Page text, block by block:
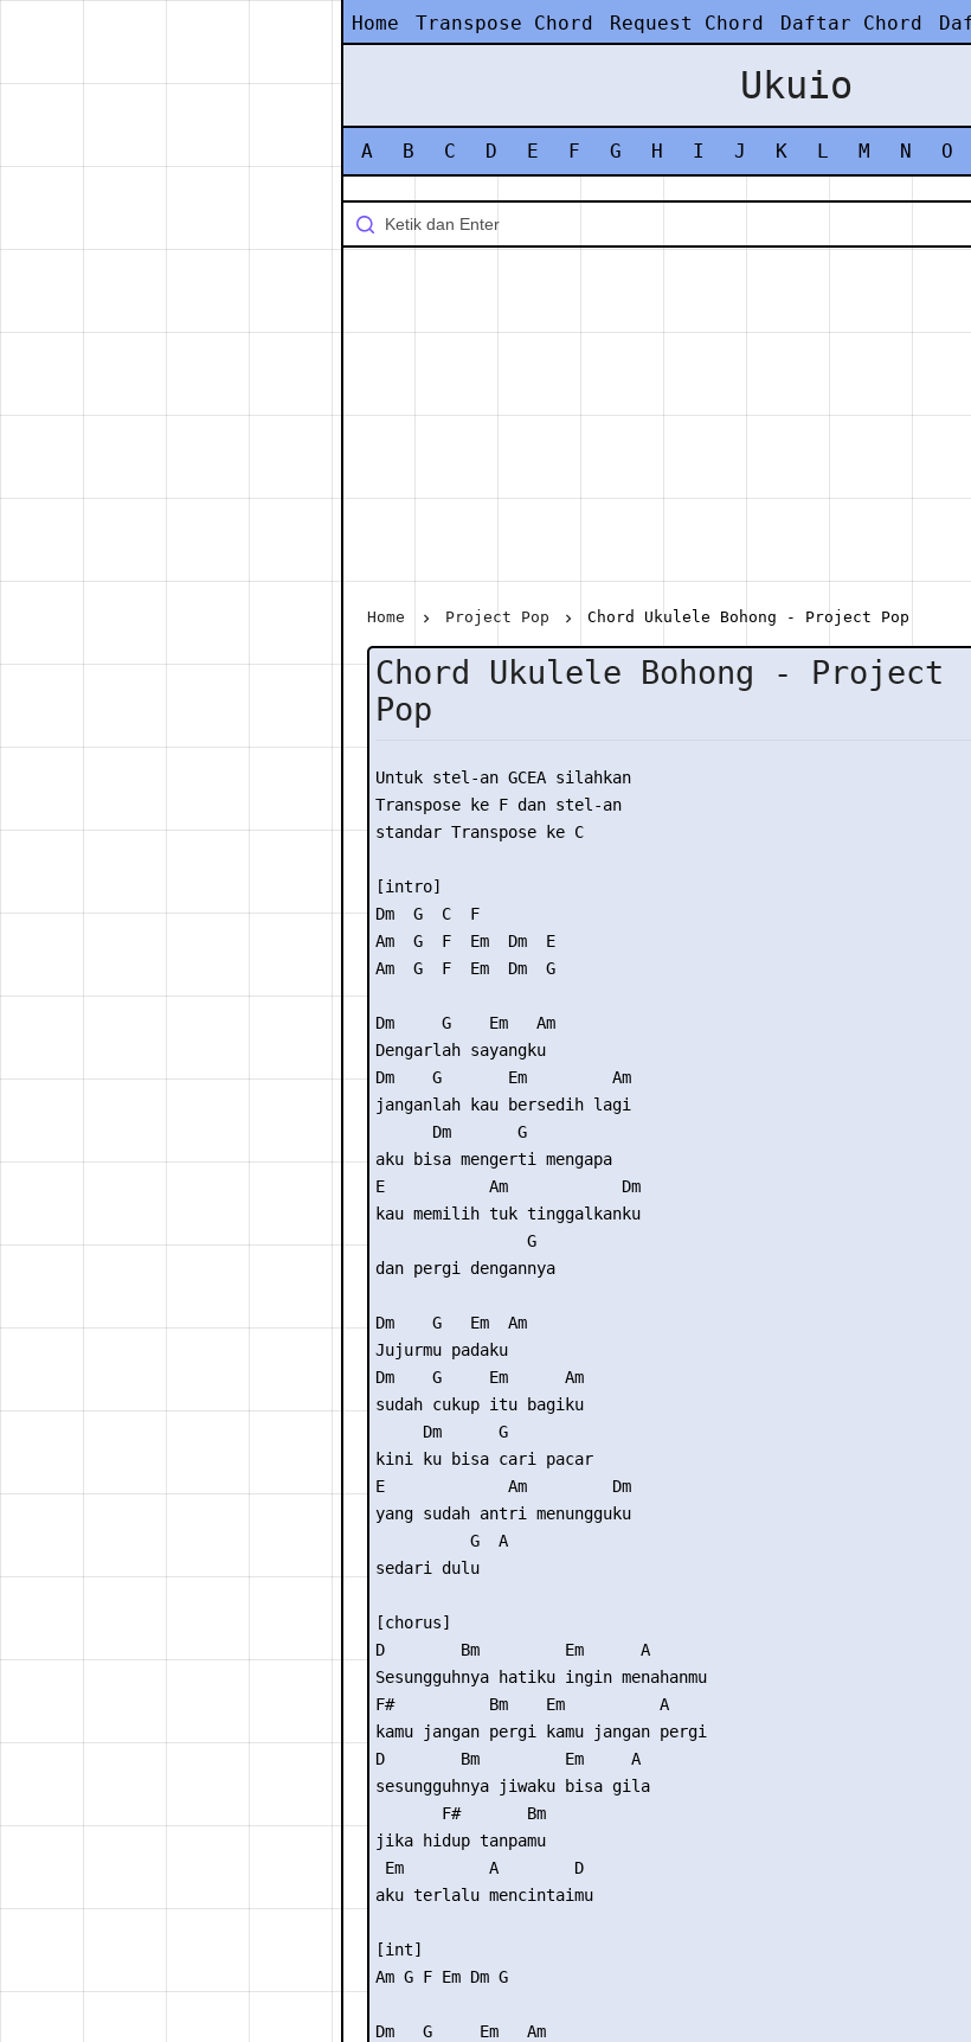
Home Transpose Chord Request Chord Daftar Chord
Ukuio
A B C D E F G H I J K L M N O
Home Project Pop Chord Ukulele Bohong - Project Pop
Chord Ukulele Bohong - Project
Pop
Untuk stel-an GCEA silahkan
Transpose ke F dan stel-an
standar Transpose ke C
[intro]
Dm  G  C  F
Am  G  F  Em  Dm  E
Am  G  F  Em  Dm  G
Dm     G    Em   Am
Dengarlah sayangku
Dm    G       Em         Am
janganlah kau bersedih lagi
      Dm       G
aku bisa mengerti mengapa
E           Am            Dm
kau memilih tuk tinggalkanku
                G
dan pergi dengannya
Dm    G   Em  Am
Jujurmu padaku
Dm    G     Em      Am
sudah cukup itu bagiku
     Dm      G
kini ku bisa cari pacar
E             Am         Dm
yang sudah antri menungguku
          G  A
sedari dulu
[chorus]
D        Bm         Em      A
Sesungguhnya hatiku ingin menahanmu
F#          Bm    Em          A
kamu jangan pergi kamu jangan pergi
D        Bm         Em     A
sesungguhnya jiwaku bisa gila
       F#       Bm
jika hidup tanpamu
Em         A        D
aku terlalu mencintaimu
[int]
Am G F Em Dm G
Dm   G     Em   Am